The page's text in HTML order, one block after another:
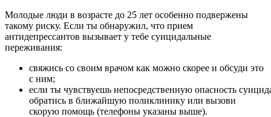
Молодые люди в возрасте до 25 лет особенно подвержены
такому риску. Если ты обнаружил, что прием
антидепрессантов вызывает у тебе суицидальные
переживания:
свяжись со своим врачом как можно скорее и обсуди это
с ним;
если ты чувствуешь непосредственную опасность
обратись в ближайшую поликлинику или вызови
скорую помощь (телефоны указаны выше).